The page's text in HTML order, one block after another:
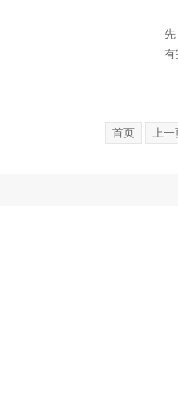
有
首页 上一